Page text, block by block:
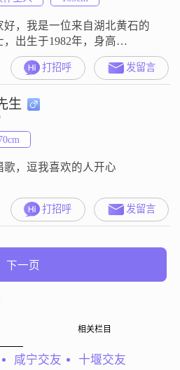
容心，责任心强，有孝心
希望通过这个平
好，我是一位来自湖北黄石的
，出生于1982年，身高
目前我的月收入在
到5000元之间，工作稳定，生
还算不错##3002##我性格比较
敏感，这让我更懂得去理解和
他人##3002##同时，我也是个
易相处的人，不喜欢与人争
更愿意用平和的方式解决问题
我
打招呼 发留言
生
歌，逗我喜欢的人开心
打招呼 发留言
下一页
相关栏目
咸宁交友 十堰交友